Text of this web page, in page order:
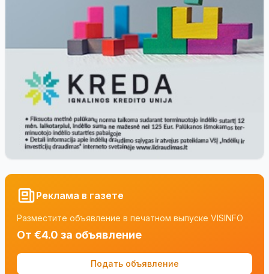
Реклама в газете
Разместите объявление в печатном выпуске VISINFO
От €4.0 за объявление
Подать объявление